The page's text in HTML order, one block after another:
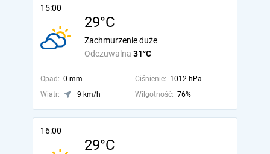
15:00
29°C
Odczuwalna 31°C
Zachmurzenie duże
Opad: 0 mm Ciśnienie: 1012 hPa
Wiatr:
9 km/h Wilgotność: 76%
16:00
29°C